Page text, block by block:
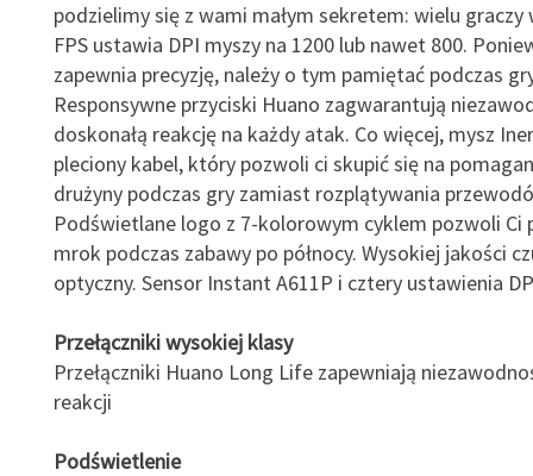
podzielimy się z wami małym sekretem: wielu graczy
FPS ustawia DPI myszy na 1200 lub nawet 800.
zapewnia precyzję, należy o tym pamiętać podczas
Responsywne przyciski Huano zagwarantują
doskonałą reakcję na każdy atak. Co więcej, mysz
pleciony kabel, który pozwoli ci skupić się na
drużyny podczas gry zamiast rozplątywania
Podświetlane logo z 7-kolorowym cyklem pozwoli Ci
mrok podczas zabawy po północy. Wysokiej jakości
optyczny. Sensor Instant A611P i cztery ustawienia
Przełączniki wysokiej klasy
Przełączniki Huano Long Life zapewniają
reakcji
Podświetlenie